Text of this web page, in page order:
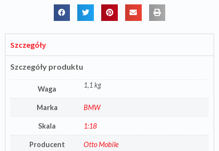
Szczegóły
Szczegóły produktu
Waga 1,1 kg
Marka BMW
Skala 1:18
Producent Otto Mobile